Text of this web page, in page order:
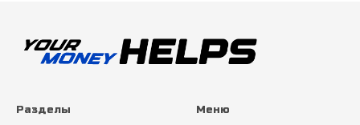
Разделы Меню